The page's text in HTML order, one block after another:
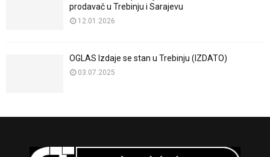
prodavač u Trebinju i Sarajevu
12.01.2026
OGLAS Izdaje se stan u Trebinju (IZDATO)
03.07.2025